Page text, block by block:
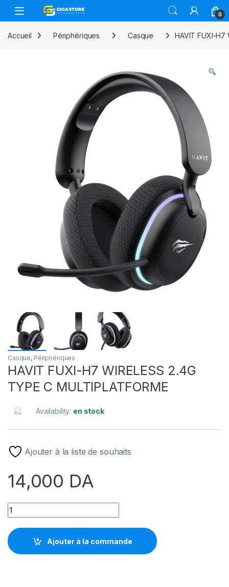
Skip to navigation
Skip to content
0
Accueil Périphériques Casque HAVIT FUXI-H7
Casque, Périphériques
HAVIT FUXI-H7 WIRELESS 2.4G
TYPE C MULTIPLATFORME
Availability: en stock
Ajouter à la liste de souhaits
14,000 DA
HAVIT FUXI-H7 WIRELESS 2.4G TYPE C MULTIPLATFORME
Ajouter à la commande